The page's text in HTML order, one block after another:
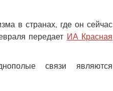
в странах, где он сейчас
передает ИА Красная
связи являются